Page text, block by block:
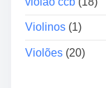
Violinos (1)
Violões (20)